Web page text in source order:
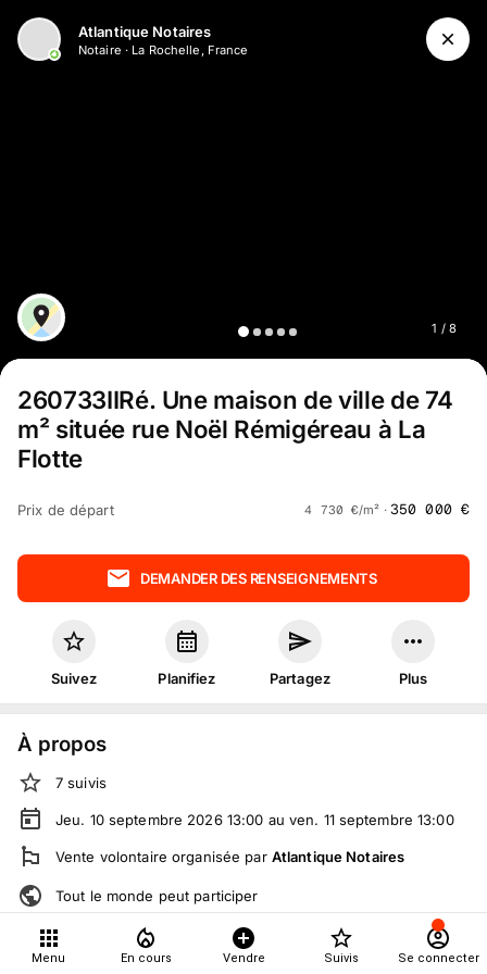
1 / 8
Atlantique Notaires
Notaire · La Rochelle, France
260733IIRé. Une maison de ville de 74
m² située rue Noël Rémigéreau à La
Flotte
Prix de départ 4 730 €/m² · 350 000 €
DEMANDER DES RENSEIGNEMENTS
Suivez Planifiez Partagez Plus
À propos
7 suivis
Jeu. 10 septembre 2026 13:00 au ven. 11 septembre 13:00
Vente volontaire organisée par Atlantique Notaires
Tout le monde peut participer
Détails
Menu En cours Vendre Suivis Se connecter